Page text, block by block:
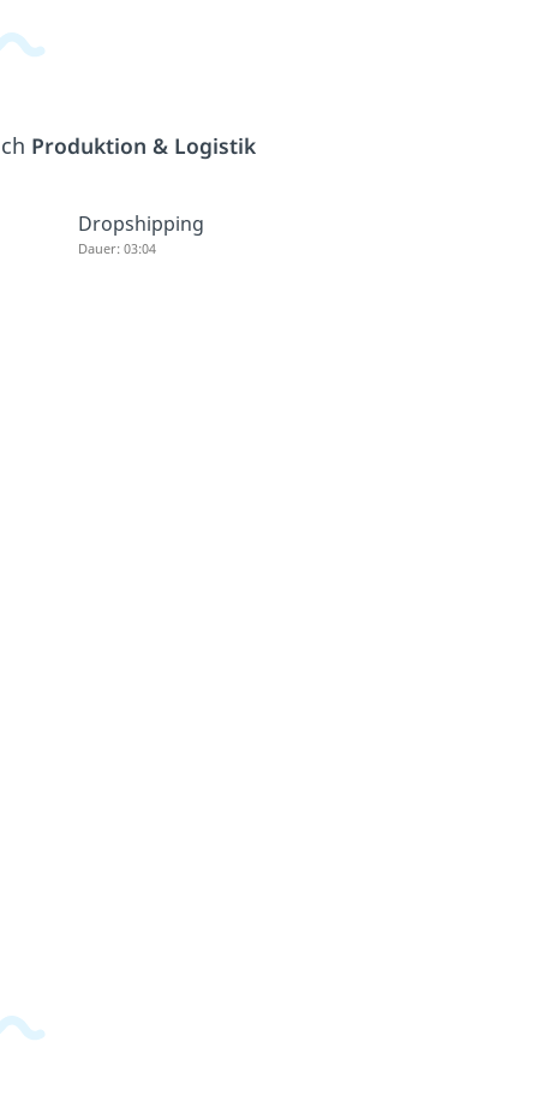
Produktion & Logistik
Dropshipping
Dauer: 03:04